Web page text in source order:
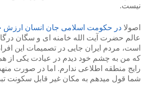
نیست.
اصولا در حکومت اسلامی جان انسان ارزش
عالم حضرت آیت الله خامنه ای و سگان
است، مردم ایران جایی در تصمیمات این افراد
که من به چشم خود دیدم در عیادت یکی از
رایج منطقه اطلاعی ندارم. اما در صورت
شما قول میدهم به مکان غیر قابل سکونت